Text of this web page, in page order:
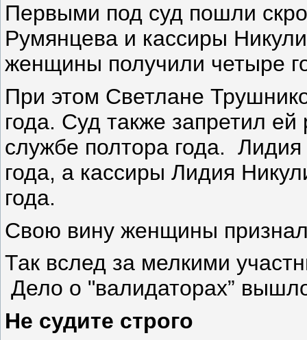
Первыми под суд пошли
Румянцева и кассиры
женщины получили четыре
При этом Светлане
года. Суд также запретил ей
службе полтора года.
года, а кассиры Лидия
года.
Свою вину женщины
Так вслед за мелкими
Дело о "валидаторах”
Не судите строго